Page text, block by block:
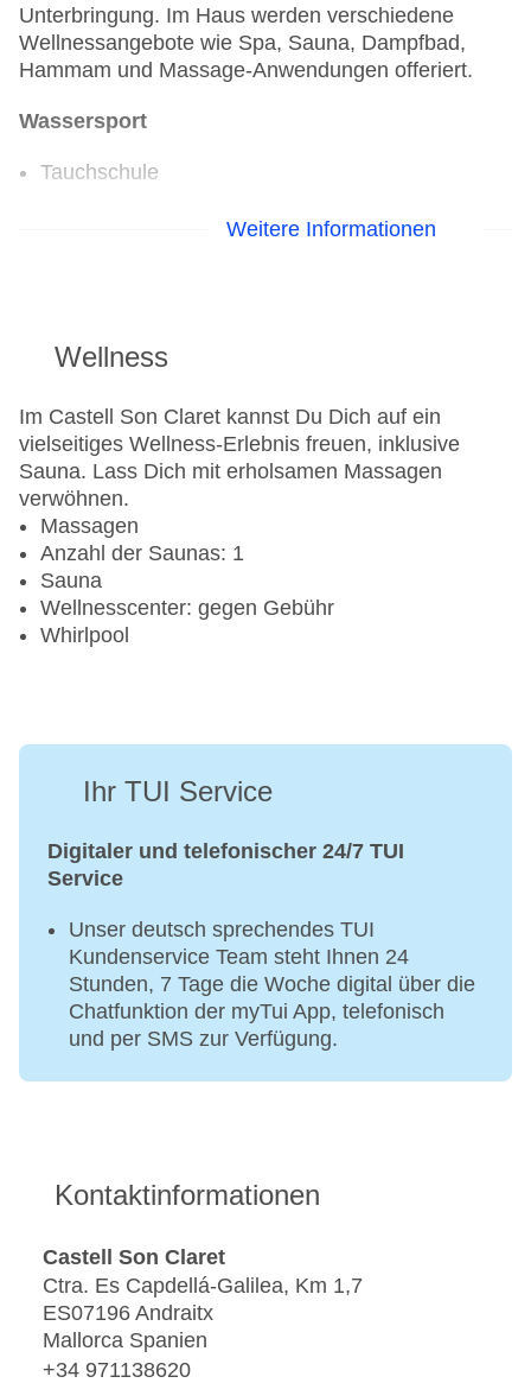
Unterbringung. Im Haus werden verschiedene
Wellnessangebote wie Spa, Sauna, Dampfbad,
Hammam und Massage-Anwendungen offeriert.
Wassersport
Tauchschule
Weitere Informationen
Wellness
Im Castell Son Claret kannst Du Dich auf ein
vielseitiges Wellness-Erlebnis freuen, inklusive
Sauna. Lass Dich mit erholsamen Massagen
verwöhnen.
Massagen
Anzahl der Saunas: 1
Sauna
Wellnesscenter: gegen Gebühr
Whirlpool
Ihr TUI Service
Digitaler und telefonischer 24/7 TUI
Service
Unser deutsch sprechendes TUI
Kundenservice Team steht Ihnen 24
Stunden, 7 Tage die Woche digital über die
Chatfunktion der myTui App, telefonisch
und per SMS zur Verfügung.
Kontaktinformationen
Castell Son Claret
Ctra. Es Capdellá-Galilea, Km 1,7
ES07196 Andraitx
Mallorca Spanien
+34 971138620